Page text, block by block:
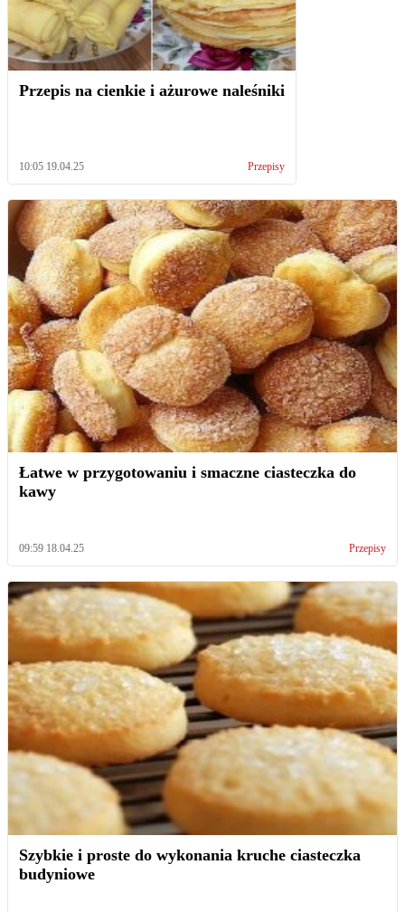
Przepis na cienkie i ażurowe naleśniki
10:05 19.04.25 Przepisy
Łatwe w przygotowaniu i smaczne ciasteczka do
kawy
09:59 18.04.25 Przepisy
Szybkie i proste do wykonania kruche ciasteczka
budyniowe